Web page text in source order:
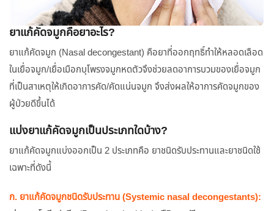
ยาแก้คัดจมูกคือยาอะไร?
ยาแก้คัดจมูก (Nasal decongestant) คือยาที่ออกฤทธิ์ทำให้หลอดเลือด
ในเยื่อจมูก/เยื่อเมือกบุโพรงจมูกหดตัวจึงช่วยลดอาการบวมของเยื่อจมูก
ที่เป็นสาเหตุให้เกิดอาการคัด/คัดแน่นจมูก จึงส่งผลให้อาการคัดจมูกของ
ผู้ป่วยดีขึ้นได้
แบ่งยาแก้คัดจมูกเป็นประเภทใดบ้าง?
ยาแก้คัดจมูกแบ่งออกเป็น 2 ประเภทคือ ยาชนิดรับประทานและยาชนิดใช้
เฉพาะที่ดังนี้
ก. ยาแก้คัดจมูกชนิดรับประทาน (Systemic nasal decongestants):